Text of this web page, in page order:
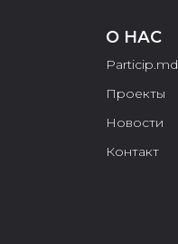
О НАС
Particip.md
Проекты
Новости
Контакт